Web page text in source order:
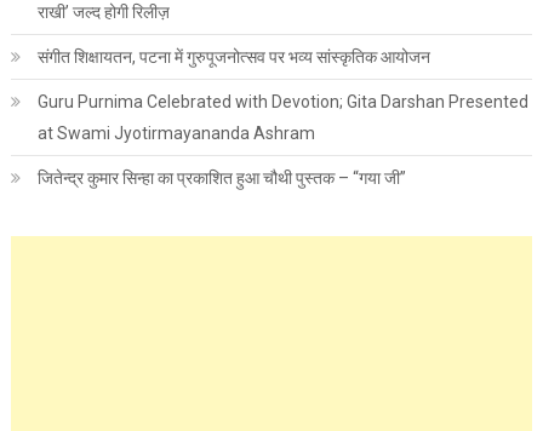
राखी’ जल्द होगी रिलीज़
संगीत शिक्षायतन, पटना में गुरुपूजनोत्सव पर भव्य सांस्कृतिक आयोजन
Guru Purnima Celebrated with Devotion; Gita Darshan Presented
at Swami Jyotirmayananda Ashram
जितेन्द्र कुमार सिन्हा का प्रकाशित हुआ चौथी पुस्तक – “गया जी”